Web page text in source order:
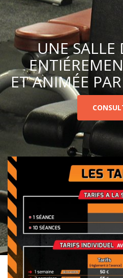
UNE SALLE
ET ANIMÉE